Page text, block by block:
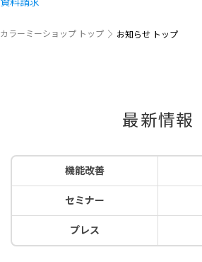
カラーミーショップ トップ お知らせ トップ
最新情報
機能改善
セミナー
プレス